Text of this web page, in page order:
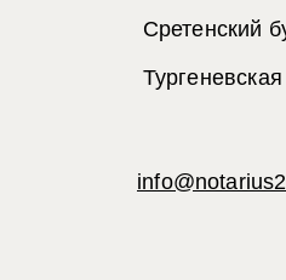
Сретенский
Тургеневская